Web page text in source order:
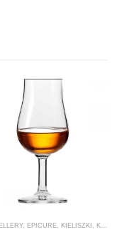
DO WHISKY,PREZENTY,
, EPICURE, KIELISZKI , KIELISZKI DO WHISKY